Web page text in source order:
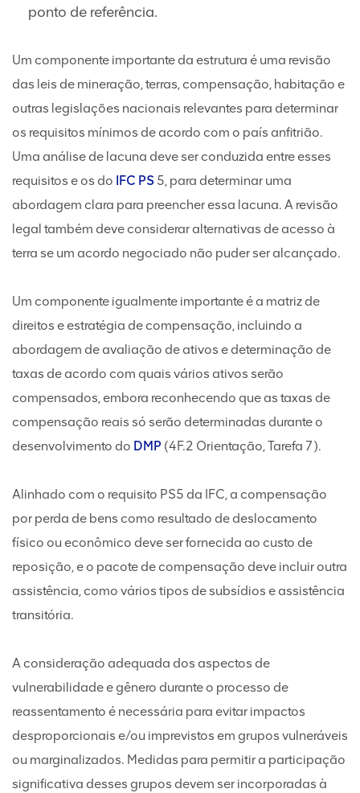
ponto de referência.
Um componente importante da estrutura é uma revisão
das leis de mineração, terras, compensação, habitação e
outras legislações nacionais relevantes para determinar
os requisitos mínimos de acordo com o país anfitrião.
Uma análise de lacuna deve ser conduzida entre esses
requisitos e os do IFC PS 5, para determinar uma
abordagem clara para preencher essa lacuna. A revisão
legal também deve considerar alternativas de acesso à
terra se um acordo negociado não puder ser alcançado.
Um componente igualmente importante é a matriz de
direitos e estratégia de compensação, incluindo a
abordagem de avaliação de ativos e determinação de
taxas de acordo com quais vários ativos serão
compensados, embora reconhecendo que as taxas de
compensação reais só serão determinadas durante o
desenvolvimento do DMP (4F.2 Orientação, Tarefa 7).
Alinhado com o requisito PS5 da IFC, a compensação
por perda de bens como resultado de deslocamento
físico ou econômico deve ser fornecida ao custo de
reposição, e o pacote de compensação deve incluir outra
assistência, como vários tipos de subsídios e assistência
transitória.
A consideração adequada dos aspectos de
vulnerabilidade e gênero durante o processo de
reassentamento é necessária para evitar impactos
desproporcionais e/ou imprevistos em grupos vulneráveis
ou marginalizados. Medidas para permitir a participação
significativa desses grupos devem ser incorporadas à